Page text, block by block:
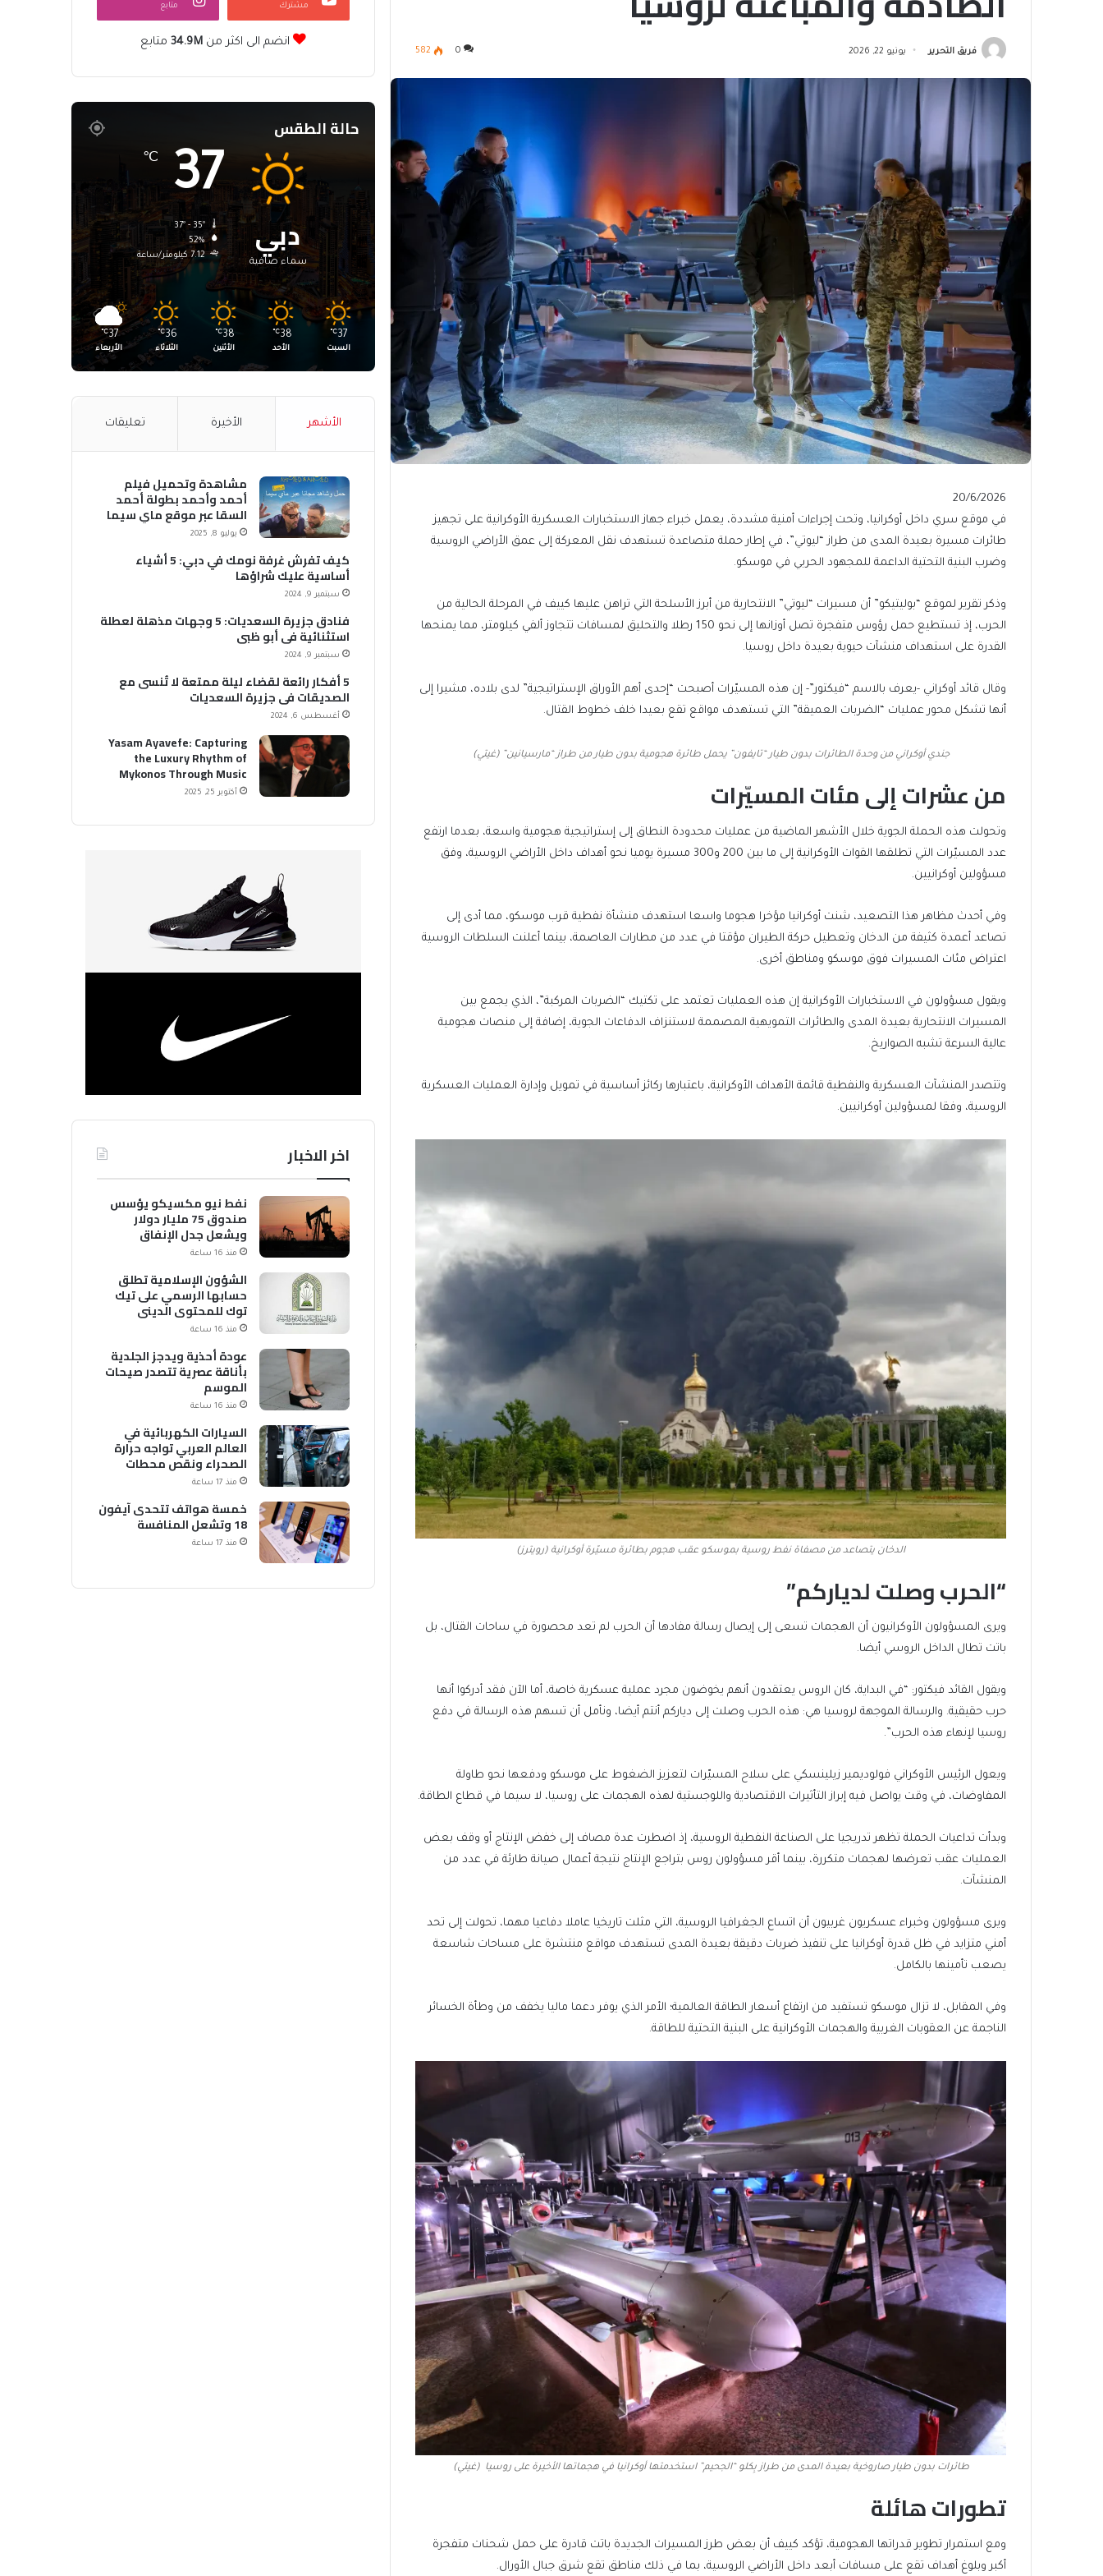
فريق التحرير يونيو 22, 2026 0
582
Published
On
20/6/2026
20/6/2026
في موقع سري داخل أوكرانيا، وتحت إجراءات أمنية مشددة، يعمل خبراء جهاز الاستخبارات العسكرية الأوكرانية على تجهيز
طائرات مسيرة بعيدة المدى من طراز “ليوتي”، في إطار حملة متصاعدة تستهدف نقل المعركة إلى عمق الأراضي الروسية
وضرب البنية التحتية الداعمة للمجهود الحربي في موسكو.
وذكر تقرير لموقع “بوليتيكو” أن مسيرات “ليوتي” الانتحارية من أبرز الأسلحة التي تراهن عليها كييف في المرحلة الحالية من
الحرب، إذ تستطيع حمل رؤوس متفجرة تصل أوزانها إلى نحو 150 رطلا والتحليق لمسافات تتجاوز ألفي كيلومتر، مما يمنحها
القدرة على استهداف منشآت حيوية بعيدة داخل روسيا.
وقال قائد أوكراني -يعرف بالاسم “فيكتور”- إن هذه المسيّرات أصبحت “إحدى أهم الأوراق الإستراتيجية” لدى بلاده، مشيرا إلى
أنها تشكل محور عمليات “الضربات العميقة” التي تستهدف مواقع تقع بعيدا خلف خطوط القتال.
جندي أوكراني من وحدة الطائرات بدون طيار “تايفون” يحمل طائرة هجومية بدون طيار من طراز “مارسيانين” (غيتي)
من عشرات إلى مئات المسيّرات
وتحولت هذه الحملة الجوية خلال الأشهر الماضية من عمليات محدودة النطاق إلى إستراتيجية هجومية واسعة، بعدما ارتفع
عدد المسيّرات التي تطلقها القوات الأوكرانية إلى ما بين 200 و300 مسيرة يوميا نحو أهداف داخل الأراضي الروسية، وفق
مسؤولين أوكرانيين.
وفي أحدث مظاهر هذا التصعيد، شنت أوكرانيا مؤخرا هجوما واسعا استهدف منشأة نفطية قرب موسكو، مما أدى إلى
تصاعد أعمدة كثيفة من الدخان وتعطيل حركة الطيران مؤقتا في عدد من مطارات العاصمة، بينما أعلنت السلطات الروسية
اعتراض مئات المسيرات فوق موسكو ومناطق أخرى.
ويقول مسؤولون في الاستخبارات الأوكرانية إن هذه العمليات تعتمد على تكتيك “الضربات المركبة”، الذي يجمع بين
المسيرات الانتحارية بعيدة المدى والطائرات التمويهية المصممة لاستنزاف الدفاعات الجوية، إضافة إلى منصات هجومية
عالية السرعة تشبه الصواريخ.
وتتصدر المنشآت العسكرية والنفطية قائمة الأهداف الأوكرانية، باعتبارها ركائز أساسية في تمويل وإدارة العمليات العسكرية
الروسية، وفقا لمسؤولين أوكرانيين.
الدخان يتصاعد من مصفاة نفط روسية بموسكو عقب هجوم بطائرة مسيّرة أوكرانية (رويترز)
“الحرب وصلت لدياركم”
ويرى المسؤولون الأوكرانيون أن الهجمات تسعى إلى إيصال رسالة مفادها أن الحرب لم تعد محصورة في ساحات القتال، بل
باتت تطال الداخل الروسي أيضا.
ويقول القائد فيكتور: “في البداية، كان الروس يعتقدون أنهم يخوضون مجرد عملية عسكرية خاصة، أما الآن فقد أدركوا أنها
حرب حقيقية. والرسالة الموجهة لروسيا هي: هذه الحرب وصلت إلى دياركم أنتم أيضا، ونأمل أن تسهم هذه الرسالة في دفع
روسيا لإنهاء هذه الحرب”.
ويعول الرئيس الأوكراني فولوديمير زيلينسكي على سلاح المسيّرات لتعزيز الضغوط على موسكو ودفعها نحو طاولة
المفاوضات، في وقت يواصل فيه إبراز التأثيرات الاقتصادية واللوجستية لهذه الهجمات على روسيا، لا سيما في قطاع الطاقة.
وبدأت تداعيات الحملة تظهر تدريجيا على الصناعة النفطية الروسية، إذ اضطرت عدة مصاف إلى خفض الإنتاج أو وقف بعض
العمليات عقب تعرضها لهجمات متكررة، بينما أقر مسؤولون روس بتراجع الإنتاج نتيجة أعمال صيانة طارئة في عدد من
المنشآت.
ويرى مسؤولون وخبراء عسكريون غربيون أن اتساع الجغرافيا الروسية، التي مثلت تاريخيا عاملا دفاعيا مهما، تحولت إلى تحد
أمني متزايد في ظل قدرة أوكرانيا على تنفيذ ضربات دقيقة بعيدة المدى تستهدف مواقع منتشرة على مساحات شاسعة
يصعب تأمينها بالكامل.
وفي المقابل، لا تزال موسكو تستفيد من ارتفاع أسعار الطاقة العالمية؛ الأمر الذي يوفر دعما ماليا يخفف من وطأة الخسائر
الناجمة عن العقوبات الغربية والهجمات الأوكرانية على البنية التحتية للطاقة.
طائرات بدون طيار صاروخية بعيدة المدى من طراز بِكلو “الجحيم” استخدمتها أوكرانيا في هجماتها الأخيرة على روسيا (غيتي)
تطورات هائلة
ومع استمرار تطوير قدراتها الهجومية، تؤكد كييف أن بعض طرز المسيرات الجديدة باتت قادرة على حمل شحنات متفجرة
أكبر وبلوغ أهداف تقع على مسافات أبعد داخل الأراضي الروسية، بما في ذلك مناطق تقع شرق جبال الأورال.
مشترك متابع
انضم الى اكثر من34.9M متابع
حالة الطقس
دبي
سماء صافية
37
℃
52%
7.12 كيلومتر/ساعة
37
℃
السبت
38
℃
الأحد
38
℃
الأثنين
36
℃
الثلاثاء
37
℃
الأربعاء
الأشهر الأخيرة تعليقات
مشاهدة وتحميل فيلم
أحمد وأحمد بطولة أحمد
السقا عبر موقع ماي سيما
MyCima (وي سيما WeCima)
يوليو 8, 2025
كيف تفرش غرفة نومك في دبي: 5 أشياء
أساسية عليك شراؤها
سبتمبر 9, 2024
فنادق جزيرة السعديات: 5 وجهات مذهلة لعطلة
استثنائية في أبو ظبي
سبتمبر 9, 2024
5 أفكار رائعة لقضاء ليلة ممتعة لا تُنسى مع
الصديقات في جزيرة السعديات
أغسطس 6, 2024
Yasam Ayavefe: Capturing
the Luxury Rhythm of
Mykonos Through Music
أكتوبر 25, 2025
اخر الاخبار
نفط نيو مكسيكو يؤسس
صندوق 75 مليار دولار
ويشعل جدل الإنفاق
منذ 16 ساعة
الشؤون الإسلامية تطلق
حسابها الرسمي على تيك
توك للمحتوى الديني
منذ 16 ساعة
عودة أحذية ويدجز الجلدية
بأناقة عصرية تتصدر صيحات
الموسم
منذ 16 ساعة
السيارات الكهربائية في
العالم العربي تواجه حرارة
الصحراء ونقص محطات
الشحن
منذ 17 ساعة
خمسة هواتف تتحدى آيفون
18 وتشعل المنافسة
منذ 17 ساعة